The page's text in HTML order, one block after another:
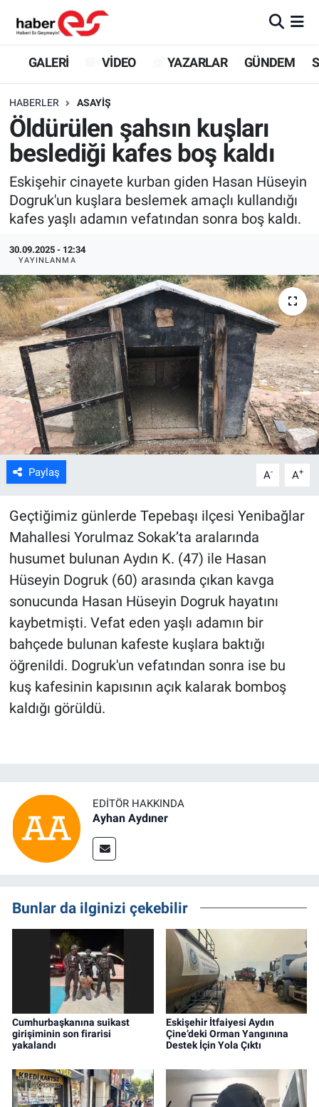
GALERİ VİDEO YAZARLAR GÜNDEM
HABERLER ASAYİŞ
Öldürülen şahsın kuşları
beslediği kafes boş kaldı
Eskişehir cinayete kurban giden Hasan Hüseyin
Dogruk'un kuşlara beslemek amaçlı kullandığı
kafes yaşlı adamın vefatından sonra boş kaldı.
30.09.2025 - 12:34
YAYINLANMA
Paylaş A- A+
Geçtiğimiz günlerde Tepebaşı ilçesi Yenibağlar
Mahallesi Yorulmaz Sokak’ta aralarında
husumet bulunan Aydın K. (47) ile Hasan
Hüseyin Dogruk (60) arasında çıkan kavga
sonucunda Hasan Hüseyin Dogruk hayatını
kaybetmişti. Vefat eden yaşlı adamın bir
bahçede bulunan kafeste kuşlara baktığı
öğrenildi. Dogruk'un vefatından sonra ise bu
kuş kafesinin kapısının açık kalarak bomboş
kaldığı görüldü.
EDITÖR HAKKINDA
Ayhan Aydıner
Bunlar da ilginizi çekebilir
Cumhurbaşkanına suikast
girişiminin son firarisi
yakalandı
Eskişehir İtfaiyesi Aydın
Çine’deki Orman Yangınına
Destek İçin Yola Çıktı
GALERİ
YAZARLAR
GÜNDEM
SİYASET
EKONOMİ
SPOR
ASAYİŞ
Eskişehir Nöbetçi Eczaneler
Eskişehir Trafik Yoğunluk Haritası
Süper Lig Puan Durumu ve Fikstür
Tüm Manşetler
Haber Arşivi